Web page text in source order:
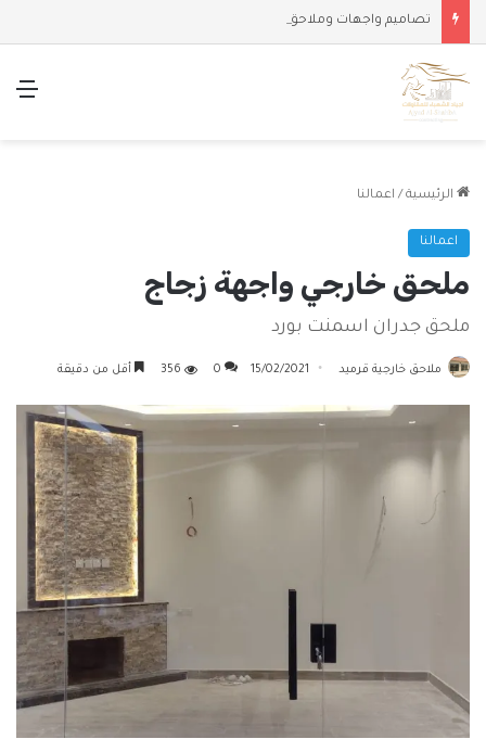
تصاميم واجهات وملاحق حديثة
الرئيسية / اعمالنا
اعمالنا
ملحق خارجي واجهة زجاج
ملحق جدران اسمنت بورد
ملاحق خارجية قرميد 15/02/2021
0
356 أقل من دقيقة